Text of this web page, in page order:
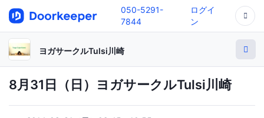
050-5291-
7844
ログイ
ン
ヨガサークルTulsi川崎
8月31日（日）ヨガサークルTulsi川崎